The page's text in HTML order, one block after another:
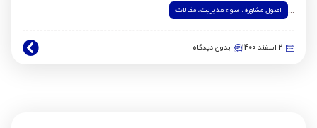
اصول مشاوره، سوء مدیریت، مقالات ...
2 اسفند 1400 بدون دیدگاه